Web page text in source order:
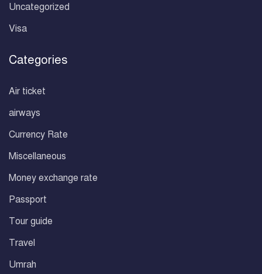
Uncategorized
Visa
Categories
Air ticket
airways
Currency Rate
Miscellaneous
Money exchange rate
Passport
Tour guide
Travel
Umrah